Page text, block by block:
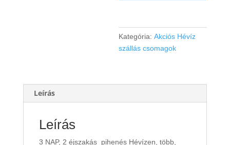
Kategória:Akciós Hévíz
szállás csomagok
Leírás
Leírás
3 NAP, 2 éjszakás pihenés Hévízen, több,